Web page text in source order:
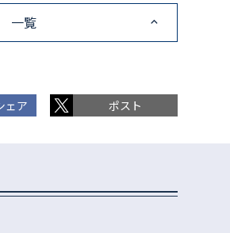
一覧
ェア ポスト